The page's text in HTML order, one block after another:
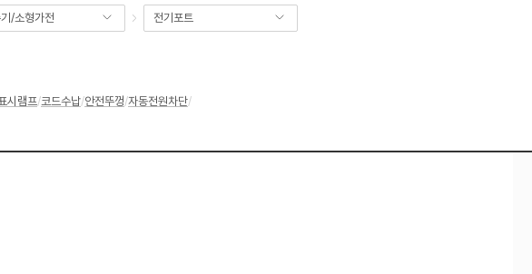
/소형가전 전기포트
시램프/코드수납/안전뚜껑/자동전원차단/